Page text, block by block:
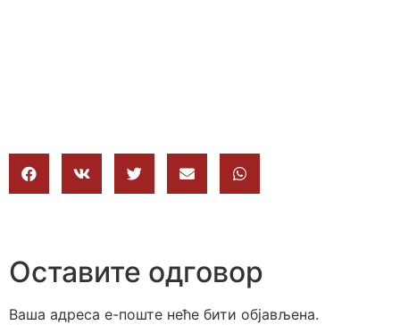
Оставите одговор
Ваша адреса е-поште неће бити објављена.